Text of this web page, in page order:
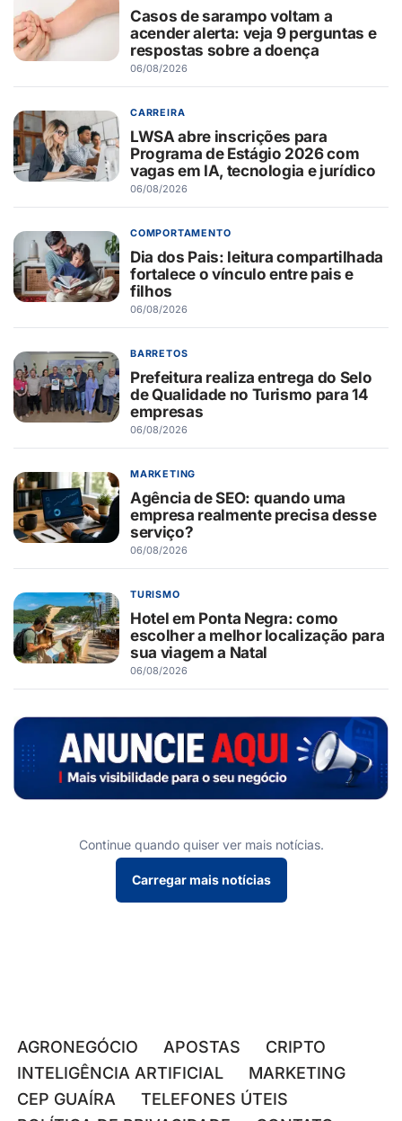
Casos de sarampo voltam a
acender alerta: veja 9 perguntas e
respostas sobre a doença
06/08/2026
CARREIRA
LWSA abre inscrições para
Programa de Estágio 2026 com
vagas em IA, tecnologia e jurídico
06/08/2026
COMPORTAMENTO
Dia dos Pais: leitura compartilhada
fortalece o vínculo entre pais e
filhos
06/08/2026
BARRETOS
Prefeitura realiza entrega do Selo
de Qualidade no Turismo para 14
empresas
06/08/2026
MARKETING
Agência de SEO: quando uma
empresa realmente precisa desse
serviço?
06/08/2026
TURISMO
Hotel em Ponta Negra: como
escolher a melhor localização para
sua viagem a Natal
06/08/2026
Continue quando quiser ver mais notícias.
Carregar mais notícias
AGRONEGÓCIO APOSTAS
CRIPTO
INTELIGÊNCIA ARTIFICIAL
MARKETING
CEP GUAÍRA
TELEFONES ÚTEIS